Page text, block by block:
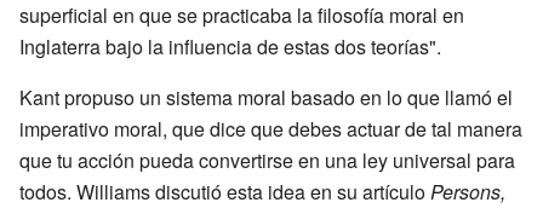
superficial en que se practicaba la filosofía moral en
Inglaterra bajo la influencia de estas dos teorías".
Kant propuso un sistema moral basado en lo que llamó el
imperativo moral, que dice que debes actuar de tal manera
que tu acción pueda convertirse en una ley universal para
todos. Williams discutió esta idea en su artículoPersons,